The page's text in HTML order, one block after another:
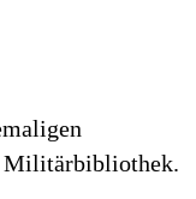
Militärbibliothek.